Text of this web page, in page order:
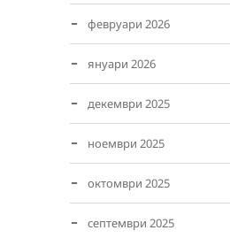
февруари 2026
януари 2026
декември 2025
ноември 2025
октомври 2025
септември 2025